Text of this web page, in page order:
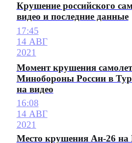
Крушение российского
видео и последние данные
17:45
14 АВГ
2021
Момент крушения
Минобороны России в
на видео
16:08
14 АВГ
2021
Место крушения Ан-26 на